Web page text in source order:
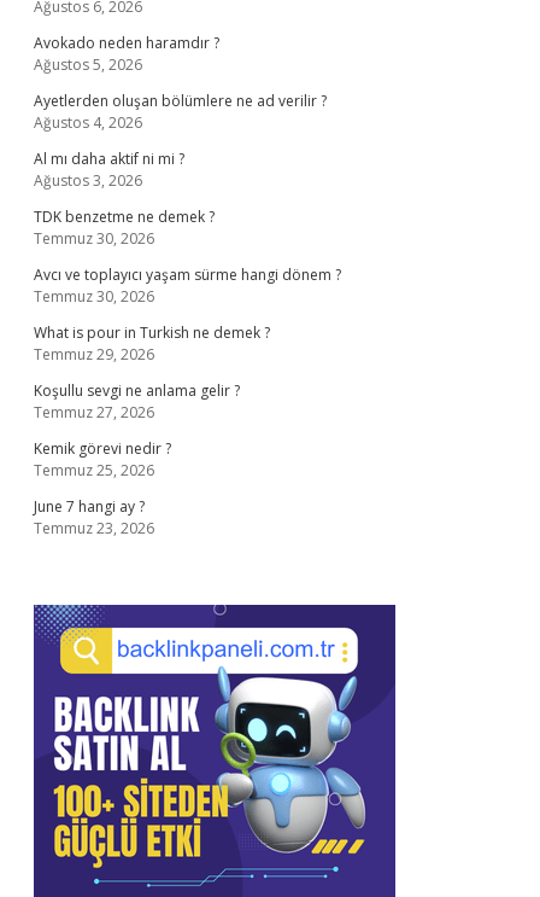
Ağustos 6, 2026
Avokado neden haramdır ?
Ağustos 5, 2026
Ayetlerden oluşan bölümlere ne ad verilir ?
Ağustos 4, 2026
Al mı daha aktif ni mi ?
Ağustos 3, 2026
TDK benzetme ne demek ?
Temmuz 30, 2026
Avcı ve toplayıcı yaşam sürme hangi dönem ?
Temmuz 30, 2026
What is pour in Turkish ne demek ?
Temmuz 29, 2026
Koşullu sevgi ne anlama gelir ?
Temmuz 27, 2026
Kemik görevi nedir ?
Temmuz 25, 2026
June 7 hangi ay ?
Temmuz 23, 2026